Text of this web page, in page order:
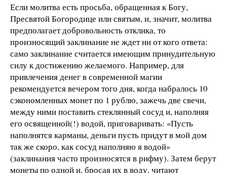
Если молитва есть просьба, обращенная к Богу,
Пресвятой Богородице или святым, и, значит, молитва
предполагает добровольность отклика, то
произносящий заклинание не ждет ни от кого ответа:
само заклинание считается имеющим принудительную
силу к достижению желаемого. Например, для
привлечения денег в современной магии
рекомендуется вечером того дня, когда набралось 10
сэкономленных монет по 1 рублю, зажечь две свечи,
между ними поставить стеклянный сосуд и, наполняя
его освященной(!) водой, приговаривать: «Пусть
наполнятся карманы, деньги пусть придут в мой дом
так же скоро, как сосуд наполняю я водой»
(заклинания часто произносятся в рифму). Затем берут
монеты по одной и, бросая их в воду, читают